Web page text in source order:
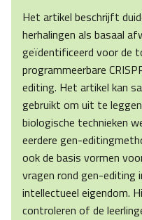
Het artikel beschrijft
herhalingen als basaal
geïdentificeerd voor de
programmeerbare
editing. Het artikel kan
gebruikt om uit te
biologische technieken
eerdere gen-
ook de basis vormen
vragen rond gen-editing
intellectueel eigendom.
controleren of de